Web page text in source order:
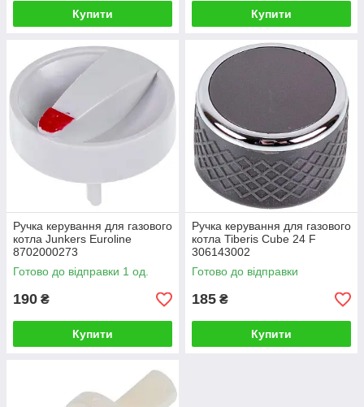
Купити Купити
Ручка керування для газового
котла Junkers Euroline
8702000273
Готово до відправки 1 од.
190 ₴
Купити
Ручка керування для газового
котла Tiberis Cube 24 F
306143002
Готово до відправки
185 ₴
Купити